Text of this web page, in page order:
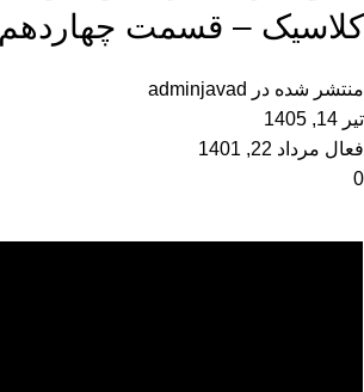
کلاسیک – قسمت چهاردهم
منتشر شده در
adminjavad
تیر 14, 1405
فعال مرداد 22, 1401
0